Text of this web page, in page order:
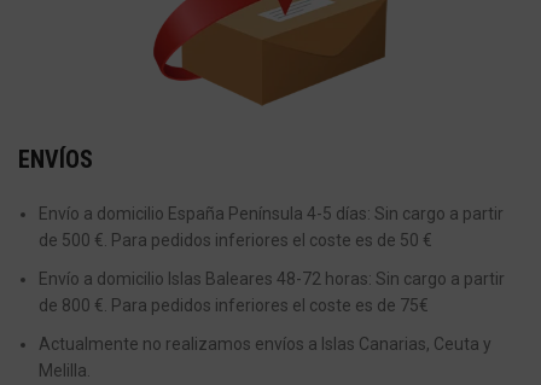
ENVÍOS
Envío a domicilio España Península 4-5 días: Sin cargo a partir
de 500 €. Para pedidos inferiores el coste es de 50 €
Envío a domicilio Islas Baleares 48-72 horas: Sin cargo a partir
de 800 €. Para pedidos inferiores el coste es de 75€
Actualmente no realizamos envíos a Islas Canarias, Ceuta y
Melilla.